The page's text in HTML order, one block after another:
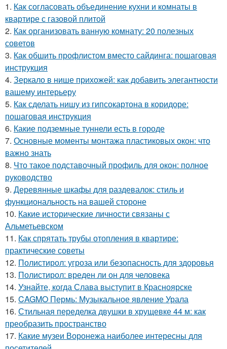
1. Как согласовать объединение кухни и комнаты в
квартире с газовой плитой
2. Как организовать ванную комнату: 20 полезных
советов
3. Как обшить профлистом вместо сайдинга: пошаговая
инструкция
4. Зеркало в нише прихожей: как добавить элегантности
вашему интерьеру
5. Как сделать нишу из гипсокартона в коридоре:
пошаговая инструкция
6. Какие подземные туннели есть в городе
7. Основные моменты монтажа пластиковых окон: что
важно знать
8. Что такое подставочный профиль для окон: полное
руководство
9. Деревянные шкафы для раздевалок: стиль и
функциональность на вашей стороне
10. Какие исторические личности связаны с
Альметьевском
11. Как спрятать трубы отопления в квартире:
практические советы
12. Полистирол: угроза или безопасность для здоровья
13. Полистирол: вреден ли он для человека
14. Узнайте, когда Слава выступит в Красноярске
15. CAGMO Пермь: Музыкальное явление Урала
16. Стильная переделка двушки в хрущевке 44 м: как
преобразить пространство
17. Какие музеи Воронежа наиболее интересны для